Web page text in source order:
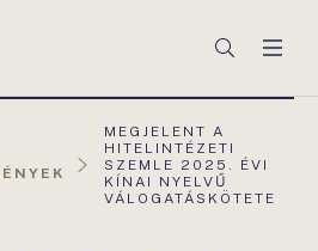
Keresés
AKTUÁLIS
OLDAL:
MEGJELENT A
HITELINTÉZETI
SZEMLE 2025. ÉVI
KÍNAI NYELVŰ
VÁLOGATÁSKÖTETE